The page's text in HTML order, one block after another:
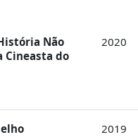
Não
Cineasta do
2020
2019